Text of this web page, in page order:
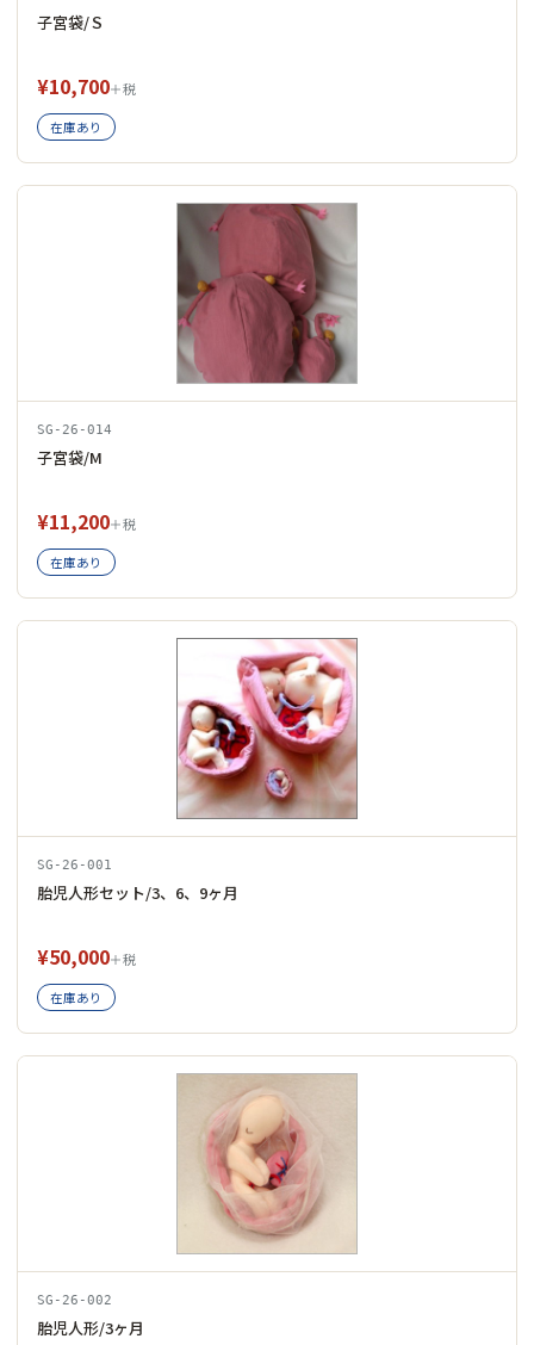
子宮袋/Ｓ
¥10,700＋税
在庫あり
SG-26-014
子宮袋/M
¥11,200＋税
在庫あり
SG-26-001
胎児人形セット/3、6、9ヶ月
¥50,000＋税
在庫あり
SG-26-002
胎児人形/3ヶ月